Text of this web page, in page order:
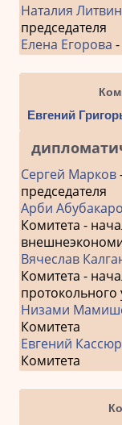
Наталия
председателя
Елена Егорова
Евгений
Сергей Марков
председателя
Арби
Комитета -
Вячеслав
Комитета -
протокольного
Низами
Комитета
Евгений
Комитета